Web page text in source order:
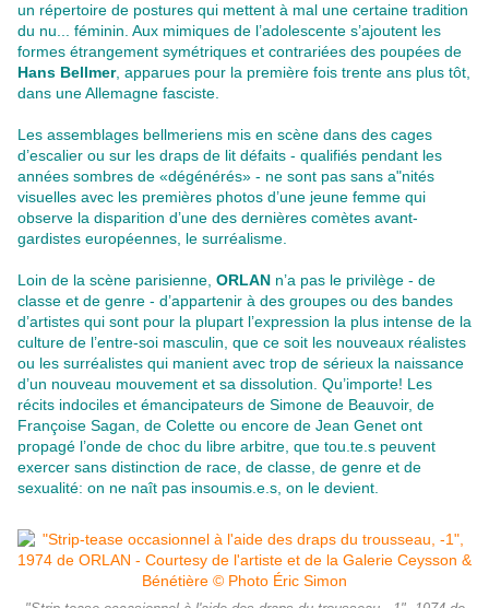
un répertoire de postures qui mettent à mal une certaine tradition
du nu... féminin. Aux mimiques de l’adolescente s’ajoutent les
formes étrangement symétriques et contrariées des poupées de
Hans Bellmer, apparues pour la première fois trente ans plus tôt,
dans une Allemagne fasciste.
Les assemblages bellmeriens mis en scène dans des cages
d’escalier ou sur les draps de lit défaits - qualifiés pendant les
années sombres de «dégénérés» - ne sont pas sans a"nités
visuelles avec les premières photos d’une jeune femme qui
observe la disparition d’une des dernières comètes avant-
gardistes européennes, le surréalisme.
Loin de la scène parisienne, ORLAN n’a pas le privilège - de
classe et de genre - d’appartenir à des groupes ou des bandes
d’artistes qui sont pour la plupart l’expression la plus intense de la
culture de l’entre-soi masculin, que ce soit les nouveaux réalistes
ou les surréalistes qui manient avec trop de sérieux la naissance
d’un nouveau mouvement et sa dissolution. Qu’importe! Les
récits indociles et émancipateurs de Simone de Beauvoir, de
Françoise Sagan, de Colette ou encore de Jean Genet ont
propagé l’onde de choc du libre arbitre, que tou.te.s peuvent
exercer sans distinction de race, de classe, de genre et de
sexualité: on ne naît pas insoumis.e.s, on le devient.